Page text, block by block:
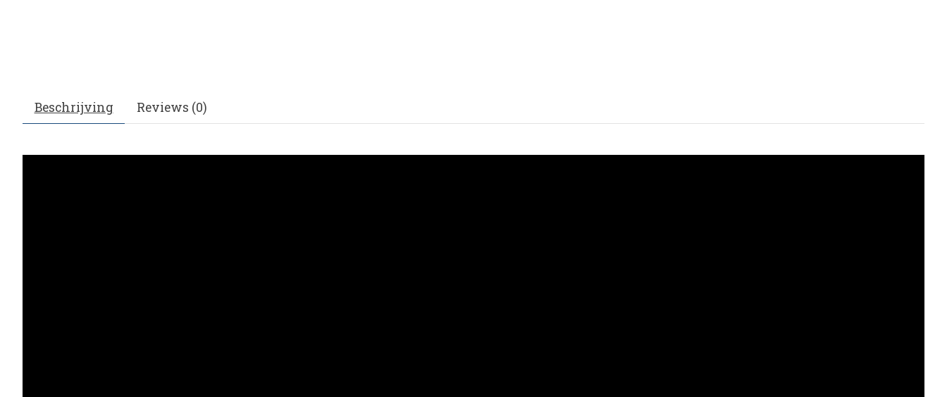
Beschrijving Reviews (0)